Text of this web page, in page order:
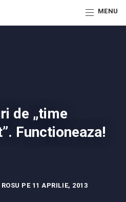
MENU
de „time
Functioneaza!
PE 11 APRILIE, 2013